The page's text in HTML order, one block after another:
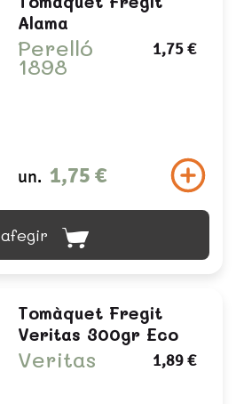
Alama
Perelló
1898
1,75 €
un. 1,75 €
afegir
Tomàquet Fregit
Veritas 300gr Eco
Veritas 1,89 €